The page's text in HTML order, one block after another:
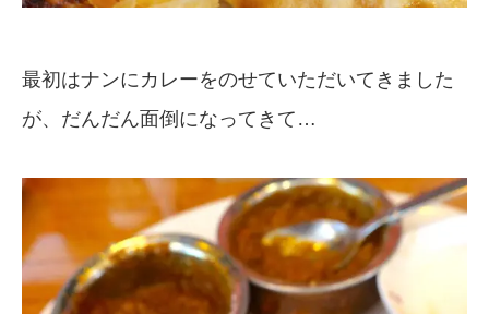
最初はナンにカレーをのせていただいてきました
が、だんだん面倒になってきて…